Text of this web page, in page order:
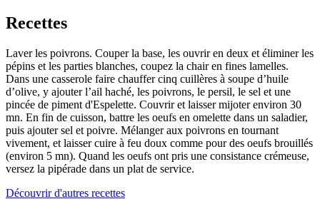
Recettes
Laver les poivrons. Couper la base, les ouvrir en deux et éliminer les
pépins et les parties blanches, coupez la chair en fines lamelles.
Dans une casserole faire chauffer cinq cuillères à soupe d’huile
d’olive, y ajouter l’ail haché, les poivrons, le persil, le sel et une
pincée de piment d'Espelette. Couvrir et laisser mijoter environ 30
mn. En fin de cuisson, battre les oeufs en omelette dans un saladier,
puis ajouter sel et poivre. Mélanger aux poivrons en tournant
vivement, et laisser cuire à feu doux comme pour des oeufs brouillés
(environ 5 mn). Quand les oeufs ont pris une consistance crémeuse,
versez la pipérade dans un plat de service.
Découvrir d'autres recettes